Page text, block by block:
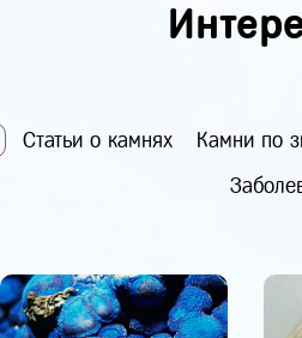
Статьи о камнях Камни по